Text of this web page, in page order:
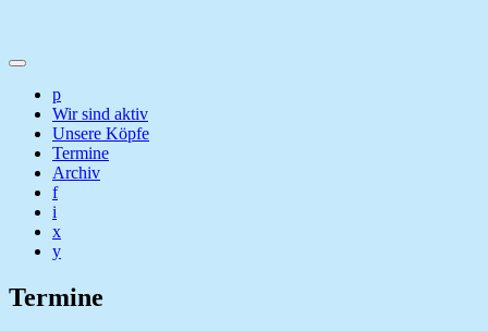
p
Wir sind aktiv
Unsere Köpfe
Termine
Archiv
f
i
x
y
Termine